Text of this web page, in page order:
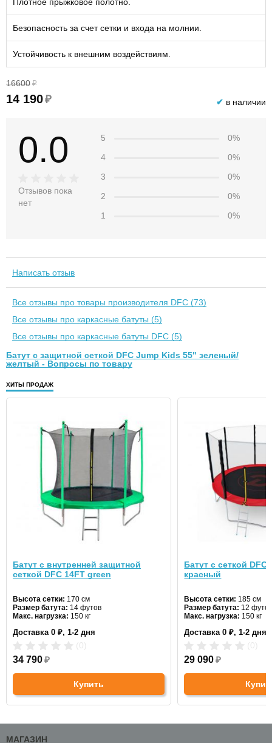
Безопасность за счет сетки и входа на молнии.
Устойчивость к внешним воздействиям.
16600 ₽
14 190₽ ✔ в наличии
0.0
Отзывов пока
нет
5
0%
4
0%
3
0%
2
0%
1
0%
Написать отзыв
Все отзывы про товары производителя DFC (73)
Все отзывы про каркасные батуты (5)
Все отзывы про каркасные батуты DFC (5)
Батут с защитной сеткой DFC Jump Kids 55" зеленый/
желтый - Вопросы по товару
ХИТЫ ПРОДАЖ
Батут с внутренней защитной
сеткой DFC 14FT green
Высота сетки: 170 см
Размер батута: 14 футов
Макс. нагрузка: 150 кг
Цвет:зеленый
Доставка 0 ₽, 1-2 дня
34 790₽
Купить
Батут с сеткой DFC
красный
Высота сетки: 185 см
Размер батута: 12
Макс. нагрузка: 150 кг
Цвет:красный
Доставка 0 ₽, 1-2 дня
29 090 ₽
МАГАЗИН